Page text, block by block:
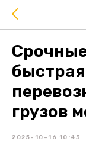
грузов
2025-10-16 10:43